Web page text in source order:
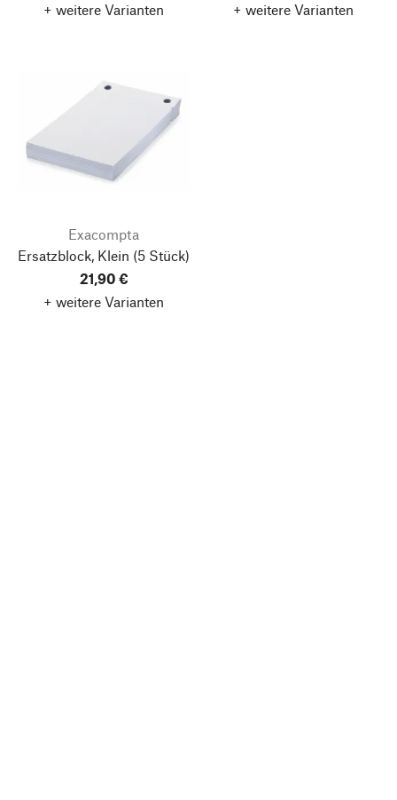
+ weitere Varianten
+ weitere Varianten
Exacompta
Ersatzblock, Klein (5 Stück)
21,90 €
+ weitere Varianten